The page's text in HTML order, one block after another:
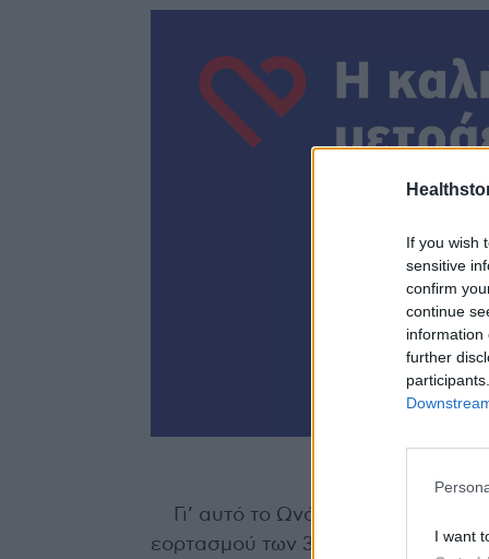
If you wish
sensitive
confirm
continue
information
further
I want
Γι’ αυτό το Ωνάσειο
εορτασμού των 30 χρόνων